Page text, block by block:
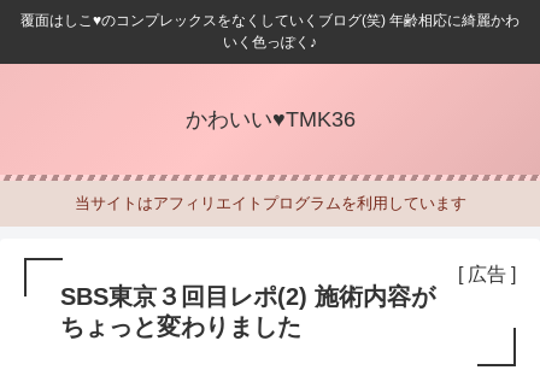
覆面はしこ♥のコンプレックスをなくしていくブログ(笑) 年齢相応に綺麗かわ
いく色っぽく♪
かわいい♥TMK36
当サイトはアフィリエイトプログラムを利用しています
[ 広告 ]
SBS東京３回目レポ(2) 施術内容が
ちょっと変わりました